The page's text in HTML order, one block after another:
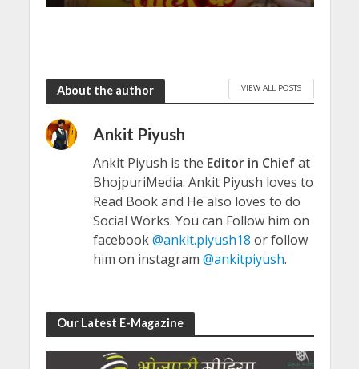
About the author VIEW ALL POSTS
Ankit Piyush
Ankit Piyush is the Editor in Chiefat
BhojpuriMedia. Ankit Piyush loves to
Read Book and He also loves to do
Social Works. You can Follow him on
facebook@ankit.piyush18 or follow
him on instagram @ankitpiyush.
Our Latest E-Magazine